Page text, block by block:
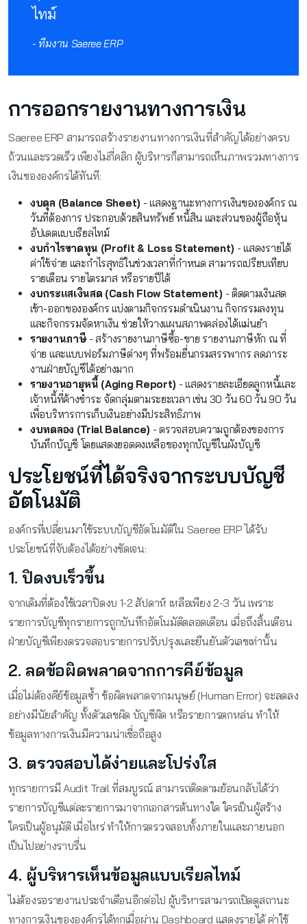
ไทม์
- ทีมงาน Saeree ERP
การออกรายงานทางการเงิน
Saeree ERP สามารถสร้างรายงานทางการเงินที่สำคัญได้อย่างครบ
ถ้วนและรวดเร็ว เพียงไม่กี่คลิก ผู้บริหารก็สามารถเห็นภาพรวมทางการ
เงินขององค์กรได้ทันที:
งบดุล (Balance Sheet) - แสดงฐานะทางการเงินขององค์กร ณ
วันที่ต้องการ ประกอบด้วยสินทรัพย์ หนี้สิน และส่วนของผู้ถือหุ้น
อัปเดตแบบเรียลไทม์
งบกำไรขาดทุน (Profit & Loss Statement) - แสดงรายได้
ค่าใช้จ่าย และกำไรสุทธิในช่วงเวลาที่กำหนด สามารถเปรียบเทียบ
รายเดือน รายไตรมาส หรือรายปีได้
งบกระแสเงินสด (Cash Flow Statement) - ติดตามเงินสด
เข้า-ออกขององค์กร แบ่งตามกิจกรรมดำเนินงาน กิจกรรมลงทุน
และกิจกรรมจัดหาเงิน ช่วยให้วางแผนสภาพคล่องได้แม่นยำ
รายงานภาษี- สร้างรายงานภาษีซื้อ-ขาย รายงานภาษีหัก ณ ที่
จ่าย และแบบฟอร์มภาษีต่างๆ ที่พร้อมยื่นกรมสรรพากร ลดภาระ
งานฝ่ายบัญชีได้อย่างมาก
รายงานอายุหนี้ (Aging Report) - แสดงรายละเอียดลูกหนี้และ
เจ้าหนี้ที่ค้างชำระ จัดกลุ่มตามระยะเวลา เช่น 30 วัน 60 วัน 90 วัน
เพื่อบริหารการเก็บเงินอย่างมีประสิทธิภาพ
งบทดลอง (Trial Balance) - ตรวจสอบความถูกต้องของการ
บันทึกบัญชี โดยแสดงยอดคงเหลือของทุกบัญชีในผังบัญชี
ประโยชน์ที่ได้จริงจากระบบบัญชี
อัตโนมัติ
องค์กรที่เปลี่ยนมาใช้ระบบบัญชีอัตโนมัติใน Saeree ERP ได้รับ
ประโยชน์ที่จับต้องได้อย่างชัดเจน:
1. ปิดงบเร็วขึ้น
จากเดิมที่ต้องใช้เวลาปิดงบ 1-2 สัปดาห์ เหลือเพียง 2-3 วัน เพราะ
รายการบัญชีทุกรายการถูกบันทึกอัตโนมัติตลอดเดือน เมื่อถึงสิ้นเดือน
ฝ่ายบัญชีเพียงตรวจสอบรายการปรับปรุงและยืนยันตัวเลขเท่านั้น
2. ลดข้อผิดพลาดจากการคีย์ข้อมูล
เมื่อไม่ต้องคีย์ข้อมูลซ้ำ ข้อผิดพลาดจากมนุษย์ (Human Error) จะลดลง
อย่างมีนัยสำคัญ ทั้งตัวเลขผิด บัญชีผิด หรือรายการตกหล่น ทำให้
ข้อมูลทางการเงินมีความน่าเชื่อถือสูง
3. ตรวจสอบได้ง่ายและโปร่งใส
ทุกรายการมี Audit Trail ที่สมบูรณ์ สามารถติดตามย้อนกลับได้ว่า
รายการบัญชีแต่ละรายการมาจากเอกสารต้นทางใด ใครเป็นผู้สร้าง
ใครเป็นผู้อนุมัติ เมื่อไหร่ ทำให้การตรวจสอบทั้งภายในและภายนอก
เป็นไปอย่างราบรื่น
4. ผู้บริหารเห็นข้อมูลแบบเรียลไทม์
ไม่ต้องรอรายงานประจำเดือนอีกต่อไป ผู้บริหารสามารถเปิดดูสถานะ
ทางการเงินขององค์กรได้ทุกเมื่อผ่าน Dashboard แสดงรายได้ ค่าใช้